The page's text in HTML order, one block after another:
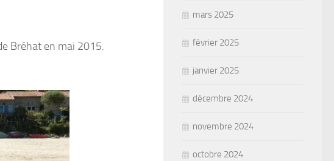
Bréhat en mai 2015.
mars 2025
février 2025
janvier 2025
décembre 2024
novembre 2024
octobre 2024